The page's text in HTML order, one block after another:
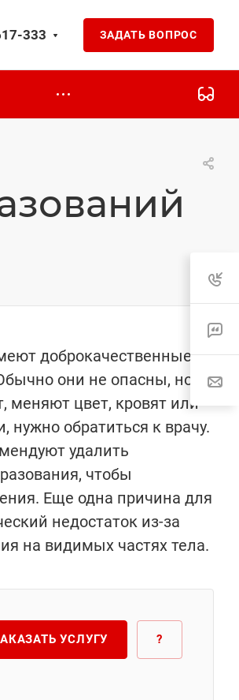
333 ЗАДАТЬ ВОПРОС
доброкачественные
они не опасны, но
меняют цвет, кровят или
нужно обратиться к врачу.
удалить
чтобы
Еще одна причина для
недостаток из-за
на видимых частях тела.
УСЛУГУ ?